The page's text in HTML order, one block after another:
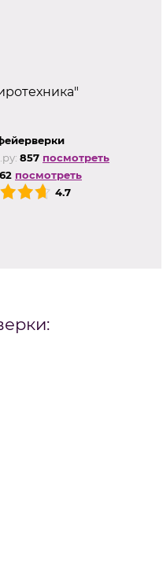
857 посмотреть
62 посмотреть
4.7